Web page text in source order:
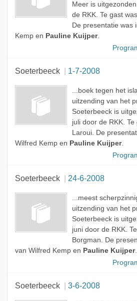
Meer is
de RKK. Te gast
De presentatie was
Kemp en Pauline Kuijper.
Soeterbeeck 1-7-2008
...boek tegen het
uitzending van het
Soeterbeeck is
juli door de RKK.
Laroui. De
Wilfred Kemp en Pauline Kuijper.
Soeterbeeck 24-6-2008
...meest
uitzending van het
Soeterbeeck is
juni door de RKK.
Borgman. De
van Wilfred Kemp en Pauline Kuijper.
Soeterbeeck 3-6-2008